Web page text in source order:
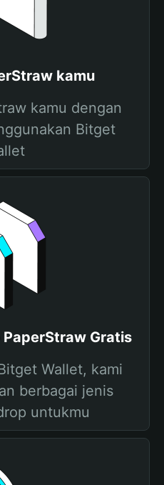
kamu
kamu dengan
Bitget
Gratis
Wallet, kami
berbagai jenis
untukmu